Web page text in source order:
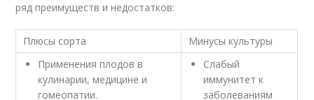
ряд преимуществ и недостатков:
Плюсы сорта
Минусы культуры
Применения плодов в
кулинарии, медицине и
гомеопатии.
Слабый
иммунитет к
заболеваниям